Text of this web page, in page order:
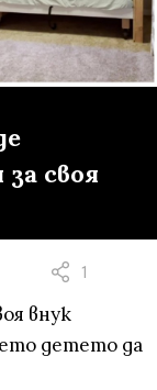
своя
1
внук
детето да